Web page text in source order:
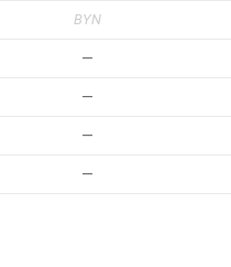
BYN
—
—
—
—